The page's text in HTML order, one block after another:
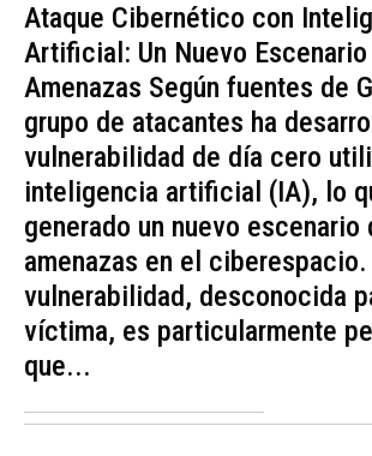
Ataque Cibernético con
Artificial: Un Nuevo
Amenazas Según fuentes de
grupo de atacantes ha
vulnerabilidad de día cero
inteligencia artificial (IA), lo
generado un nuevo escenario
amenazas en el ciberespacio.
vulnerabilidad, desconocida
víctima, es particularmente
que...